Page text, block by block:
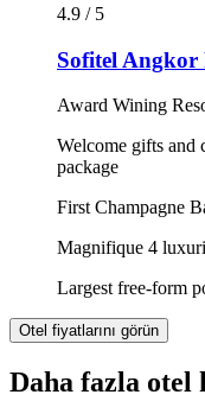
4.9 / 5
Sofitel Angkor
Award Wining
Welcome gifts and
package
First Champagne
Magnifique 4
Largest free-form
Otel fiyatlarını görün
Daha fazla otel